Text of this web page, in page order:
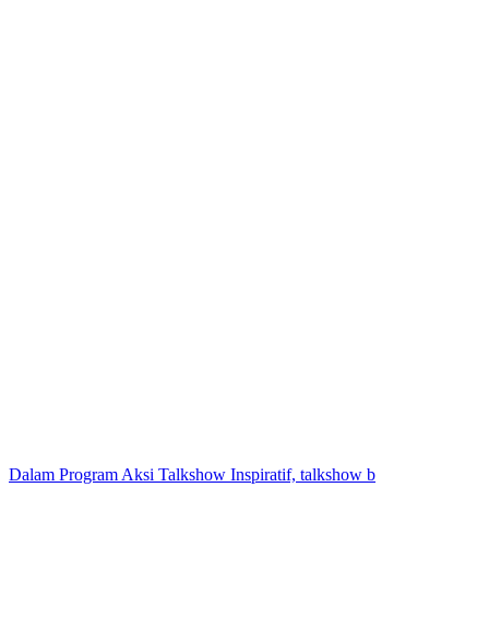
Dalam Program Aksi Talkshow Inspiratif, talkshow b